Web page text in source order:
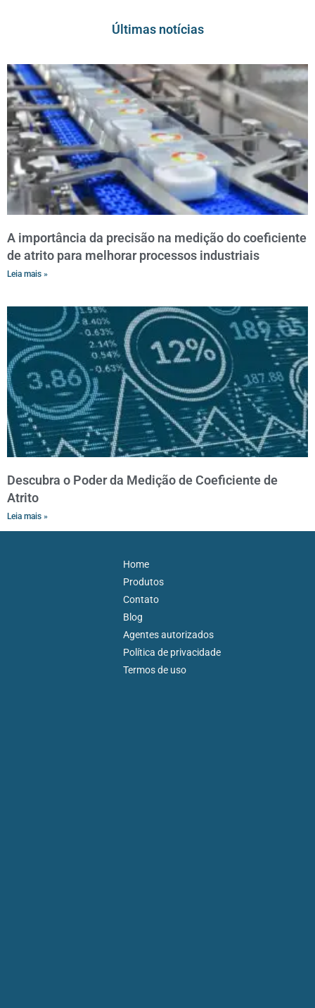
Últimas notícias
A importância da precisão na medição do coeficiente
de atrito para melhorar processos industriais
Leia mais »
Descubra o Poder da Medição de Coeficiente de
Atrito
Leia mais »
Home
Produtos
Contato
Blog
Agentes autorizados
Política de privacidade
Termos de uso